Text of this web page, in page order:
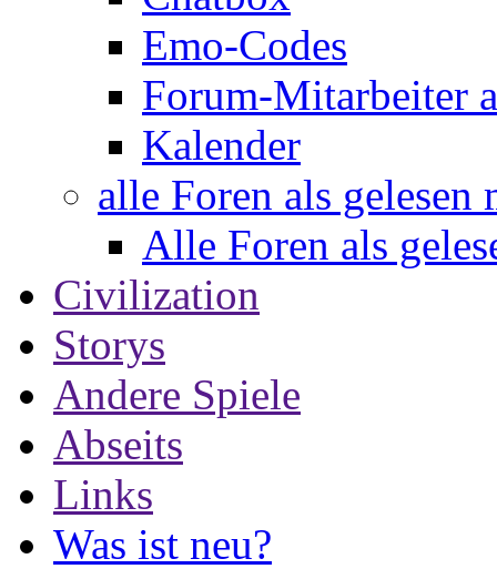
Emo-Codes
Forum-Mitarbeiter
Kalender
alle Foren als gelesen
Alle Foren als
Civilization
Storys
Andere Spiele
Abseits
Links
Was ist neu?